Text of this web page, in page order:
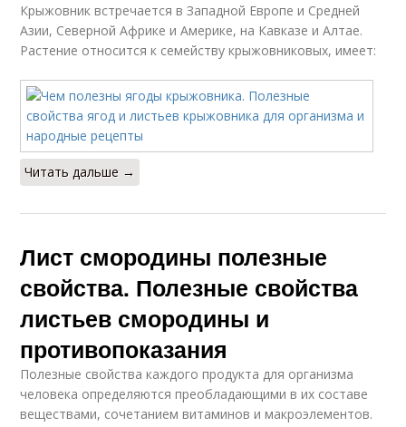
Крыжовник встречается в Западной Европе и Средней
Азии, Северной Африке и Америке, на Кавказе и Алтае.
Растение относится к семейству крыжовниковых, имеет:
Читать дальше →
Лист смородины полезные
свойства. Полезные свойства
листьев смородины и
противопоказания
Полезные свойства каждого продукта для организма
человека определяются преобладающими в их составе
веществами, сочетанием витаминов и макроэлементов.